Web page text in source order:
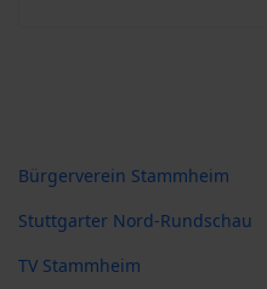
Bürgerverein Stammheim
Stuttgarter Nord-Rundschau
TV Stammheim